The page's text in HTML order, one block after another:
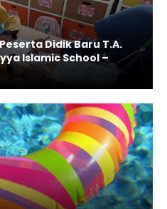
Didik Baru T.A.
Islamic School –